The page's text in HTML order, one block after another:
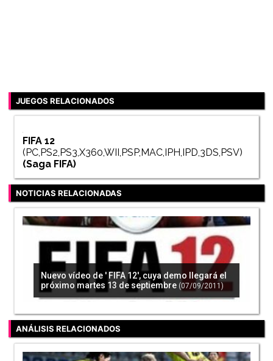
JUEGOS RELACIONADOS
FIFA 12
(PC,PS2,PS3,X360,WII,PSP,MAC,IPH,IPD,3DS,PSV)
(Saga FIFA)
NOTICIAS RELACIONADAS
Nuevo vídeo de ' FIFA 12', cuya demo llegará el
próximo martes 13 de septiembre (07/09/2011)
ANÁLISIS RELACIONADOS